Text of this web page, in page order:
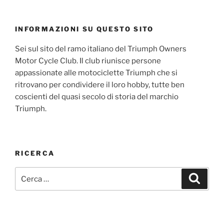
INFORMAZIONI SU QUESTO SITO
Sei sul sito del ramo italiano del Triumph Owners
Motor Cycle Club. Il club riunisce persone
appassionate alle motociclette Triumph che si
ritrovano per condividere il loro hobby, tutte ben
coscienti del quasi secolo di storia del marchio
Triumph.
RICERCA